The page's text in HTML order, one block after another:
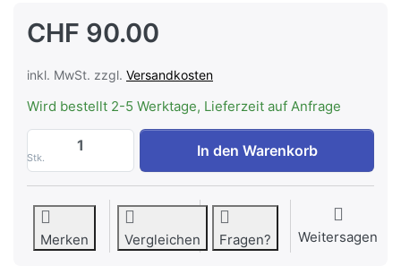
CHF 90.00
inkl. MwSt. zzgl. Versandkosten
Wird bestellt 2-5 Werktage, Lieferzeit auf Anfrage
Stk.
Bosch DSZ4682 Griffleiste Weiss zu
In den Warenkorb
Merken Vergleichen Fragen? Weitersagen